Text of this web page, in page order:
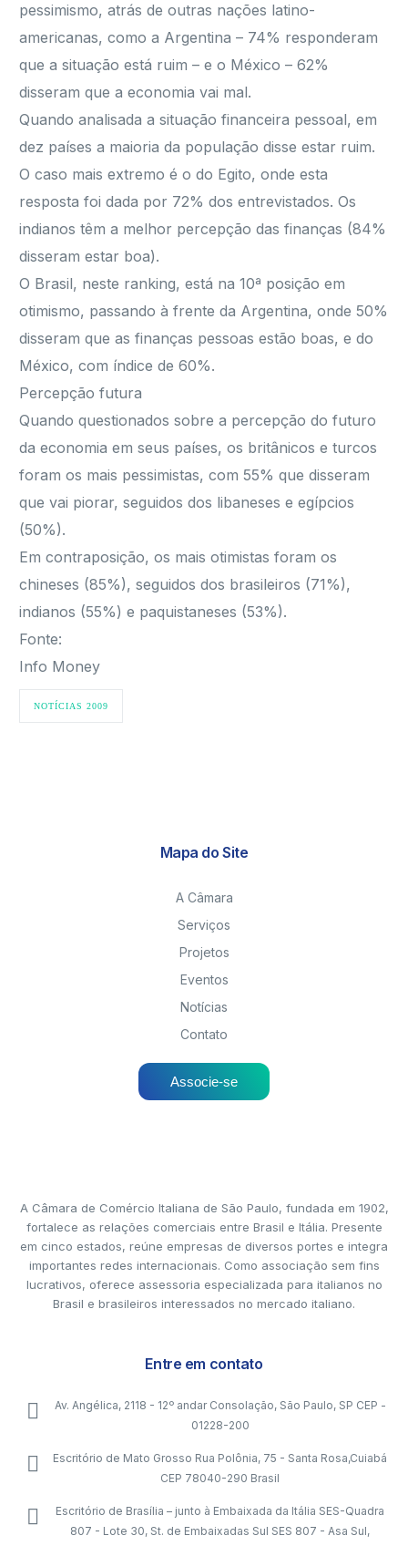
pessimismo, atrás de outras nações latino-
americanas, como a Argentina – 74% responderam
que a situação está ruim – e o México – 62%
disseram que a economia vai mal.
Quando analisada a situação financeira pessoal, em
dez países a maioria da população disse estar ruim.
O caso mais extremo é o do Egito, onde esta
resposta foi dada por 72% dos entrevistados. Os
indianos têm a melhor percepção das finanças (84%
disseram estar boa).
O Brasil, neste ranking, está na 10ª posição em
otimismo, passando à frente da Argentina, onde 50%
disseram que as finanças pessoas estão boas, e do
México, com índice de 60%.
Percepção futura
Quando questionados sobre a percepção do futuro
da economia em seus países, os britânicos e turcos
foram os mais pessimistas, com 55% que disseram
que vai piorar, seguidos dos libaneses e egípcios
(50%).
Em contraposição, os mais otimistas foram os
chineses (85%), seguidos dos brasileiros (71%),
indianos (55%) e paquistaneses (53%).
Fonte:
Info Money
NOTÍCIAS 2009
Mapa do Site
A Câmara
Serviços
Projetos
Eventos
Notícias
Contato
Associe-se
A Câmara de Comércio Italiana de São Paulo, fundada em 1902,
fortalece as relações comerciais entre Brasil e Itália. Presente
em cinco estados, reúne empresas de diversos portes e integra
importantes redes internacionais. Como associação sem fins
lucrativos, oferece assessoria especializada para italianos no
Brasil e brasileiros interessados no mercado italiano.
Entre em contato
Av. Angélica, 2118 - 12º andar Consolação, São Paulo, SP CEP -
01228-200
Escritório de Mato Grosso Rua Polônia, 75 - Santa Rosa,Cuiabá
CEP 78040-290 Brasil
Escritório de Brasília – junto à Embaixada da Itália SES-Quadra
807 - Lote 30, St. de Embaixadas Sul SES 807 - Asa Sul,